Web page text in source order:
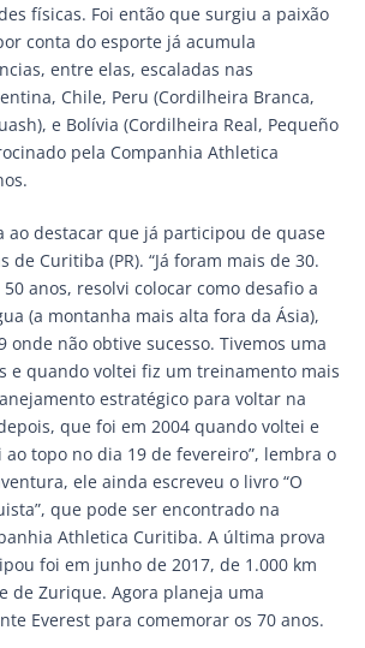
físicas. Foi então que surgiu a paixão
conta do esporte já acumula
entre elas, escaladas nas
Chile, Peru (Cordilheira Branca,
e Bolívia (Cordilheira Real, Pequeño
pela Companhia Athletica
ao destacar que já participou de quase
de Curitiba (PR). “Já foram mais de 30.
anos, resolvi colocar como desafio a
(a montanha mais alta fora da Ásia),
onde não obtive sucesso. Tivemos uma
e quando voltei fiz um treinamento mais
estratégico para voltar na
que foi em 2004 quando voltei e
topo no dia 19 de fevereiro”, lembra o
ele ainda escreveu o livro “O
que pode ser encontrado na
Athletica Curitiba. A última prova
foi em junho de 2017, de 1.000 km
de Zurique. Agora planeja uma
Everest para comemorar os 70 anos.